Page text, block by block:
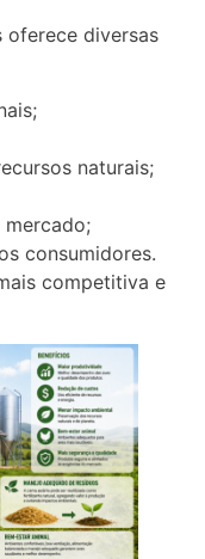
oferece diversas
naturais;
consumidores.
competitiva e